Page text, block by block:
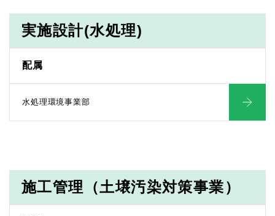
実施設計(水処理)
配属
水処理環境事業部
施工管理（土壌汚染対策事業）